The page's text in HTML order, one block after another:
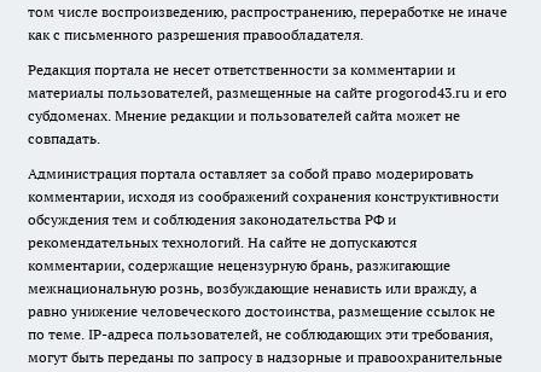
том числе воспроизведению, распространению, переработке не иначе
как с письменного разрешения правообладателя.
Редакция портала не несет ответственности за комментарии и
материалы пользователей, размещенные на сайте progorod43.ru и его
субдоменах. Мнение редакции и пользователей сайта может не
совпадать.
Администрация портала оставляет за собой право модерировать
комментарии, исходя из соображений сохранения конструктивности
обсуждения тем и соблюдения законодательства РФ и
рекомендательных технологий. На сайте не допускаются
комментарии, содержащие нецензурную брань, разжигающие
межнациональную рознь, возбуждающие ненависть или вражду, а
равно унижение человеческого достоинства, размещение ссылок не
по теме. IP-адреса пользователей, не соблюдающих эти требования,
могут быть переданы по запросу в надзорные и правоохранительные